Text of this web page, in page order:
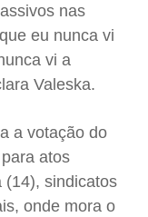
nas
eu nunca vi
vi a
Valeska.
a votação do
atos
(14), sindicatos
onde mora o